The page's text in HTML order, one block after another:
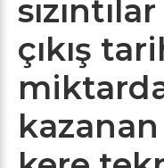
çıkış